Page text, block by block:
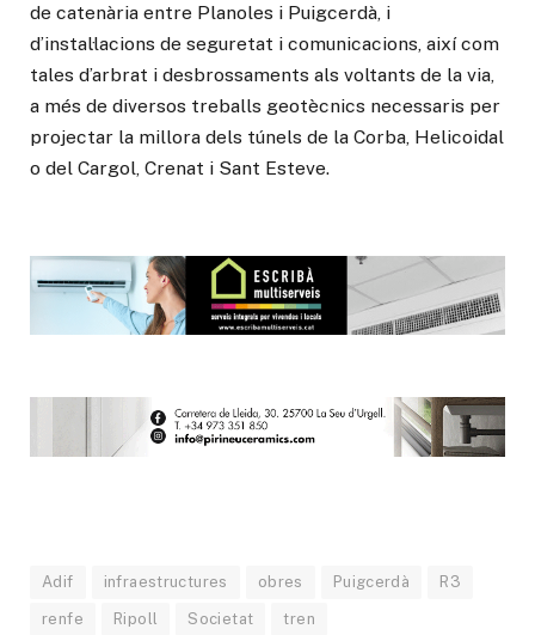
de catenària entre Planoles i Puigcerdà, i
d’instal·lacions de seguretat i comunicacions, així com
tales d’arbrat i desbrossaments als voltants de la via,
a més de diversos treballs geotècnics necessaris per
projectar la millora dels túnels de la Corba, Helicoidal
o del Cargol, Crenat i Sant Esteve.
Adif infraestructures obres Puigcerdà R3
renfe Ripoll Societat tren